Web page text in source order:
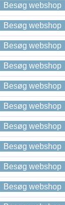
Besøg webshop
Besøg webshop
Besøg webshop
Besøg webshop
Besøg webshop
Besøg webshop
Besøg webshop
Besøg webshop
Besøg webshop
Besøg webshop